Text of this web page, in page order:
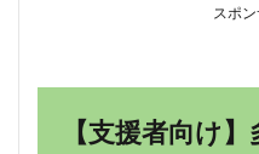
スポ
【支援者向け